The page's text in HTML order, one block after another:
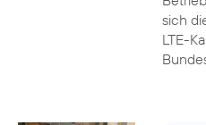
sich
LTE-